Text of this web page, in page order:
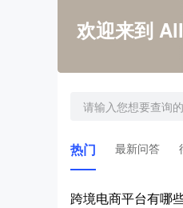
欢迎来到
热门 最新问答
跨境电商平台有哪